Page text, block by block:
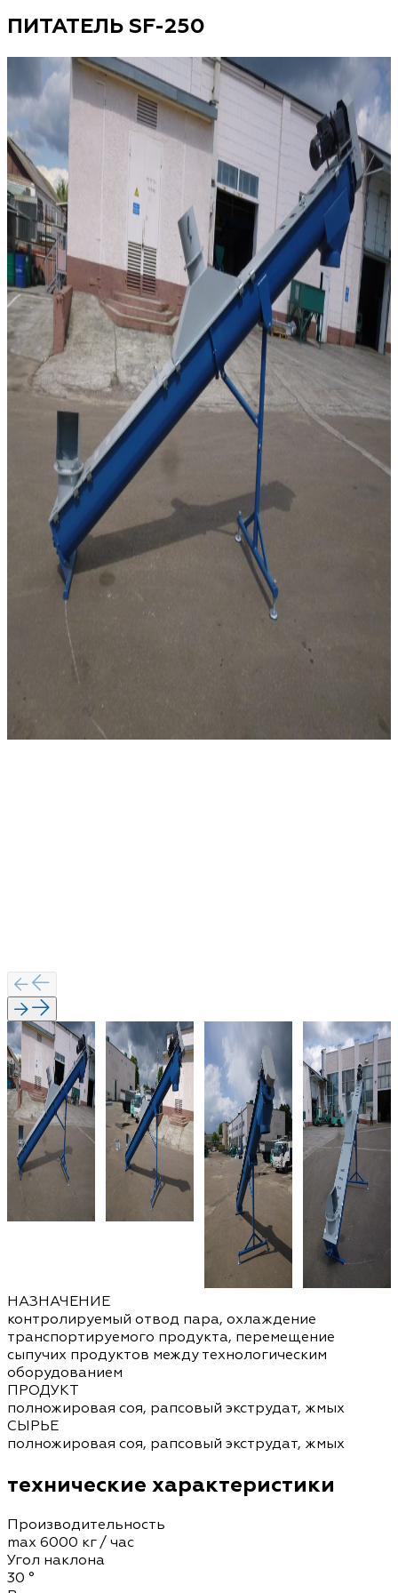
ПИТАТЕЛЬ SF-250
НАЗНАЧЕНИЕ
контролируемый отвод пара, охлаждение
транспортируемого продукта, перемещение
сыпучих продуктов между технологическим
оборудованием
ПРОДУКТ
полножировая соя, рапсовый экструдат, жмых
СЫРЬЕ
полножировая соя, рапсовый экструдат, жмых
технические характеристики
Производительность
max 6000 кг / час
Угол наклона
30 °